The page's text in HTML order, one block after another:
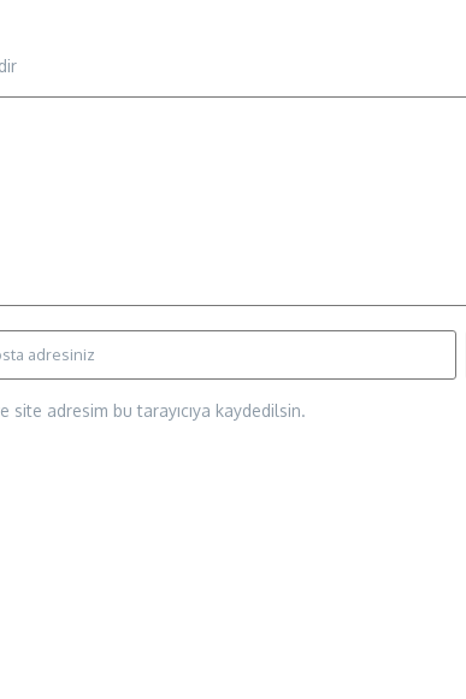
site adresim bu tarayıcıya kaydedilsin.